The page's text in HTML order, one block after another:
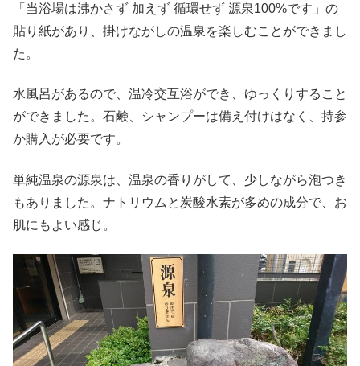
「当浴場は沸かさず 加えず 循環せず 源泉100%です」の
貼り紙があり、掛けながしの温泉を楽しむことができまし
た。
水風呂があるので、温冷交互浴ができ、ゆっくりすること
ができました。石鹸、シャンプーは備え付けはなく、持参
か購入が必要です。
単純温泉の源泉は、温泉の香りがして、少しながら泡つき
もありました。ナトリウムと炭酸水素が多めの成分で、お
肌にもよい感じ。